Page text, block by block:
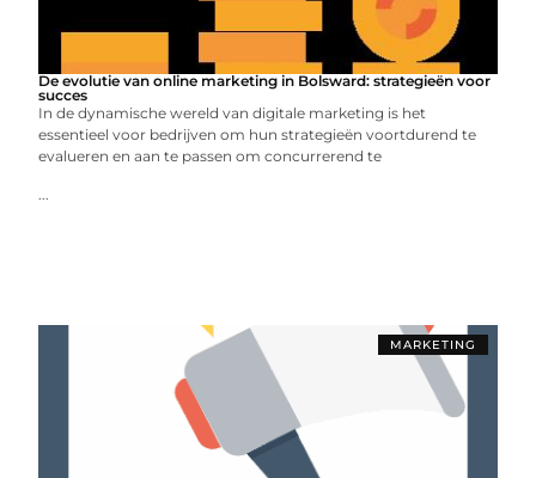
De evolutie van online marketing in Bolsward: strategieën voor
succes
In de dynamische wereld van digitale marketing is het
essentieel voor bedrijven om hun strategieën voortdurend te
evalueren en aan te passen om concurrerend te
...
MARKETING